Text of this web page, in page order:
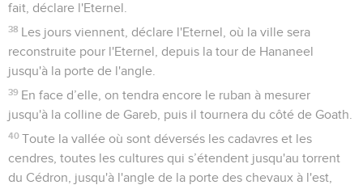
fait, déclare l'Eternel.
38 Les jours viennent, déclare l'Eternel, où la ville sera
reconstruite pour l'Eternel, depuis la tour de Hananeel
jusqu'à la porte de l'angle.
39 En face d’elle, on tendra encore le ruban à mesurer
jusqu'à la colline de Gareb, puis il tournera du côté de Goath.
40 Toute la vallée où sont déversés les cadavres et les
cendres, toutes les cultures qui s’étendent jusqu'au torrent
du Cédron, jusqu'à l'angle de la porte des chevaux à l'est,